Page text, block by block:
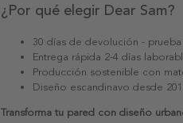
¿Por qué elegir Dear Sam?
30 días de devolución -
Entrega rápida 2-4 días
Producción sostenible con
Diseño escandinavo desde
Transforma tu pared con diseño